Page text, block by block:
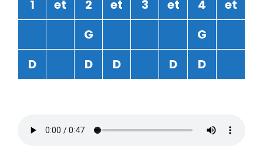
1 et 2 et 3 et 4
et
G
G
D
D D D D